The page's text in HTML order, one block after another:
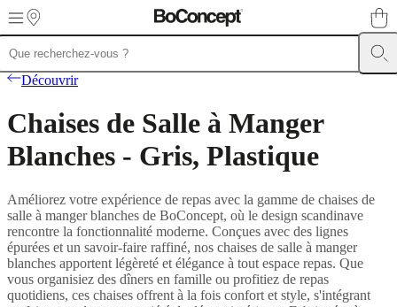
Skip to main content
MeublesCanapés
Fauteuils
Tables Rangements LitsMeubles
d’extérieurLuminairesTapisAccessoires SALECollections
canapésCollections
de
chaises
et
fauteuilsCollections
de
fauteuilsBeds
collectionsCollections
Découvrir
Chaises de Salle à Manger
Blanches - Gris, Plastique
Améliorez votre expérience de repas avec la gamme de chaises de
salle à manger blanches de BoConcept, où le design scandinave
rencontre la fonctionnalité moderne. Conçues avec des lignes
épurées et un savoir-faire raffiné, nos chaises de salle à manger
blanches apportent légèreté et élégance à tout espace repas. Que
vous organisiez des dîners en famille ou profitiez de repas
quotidiens, ces chaises offrent à la fois confort et style, s'intégrant